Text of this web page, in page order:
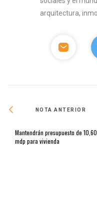
arquitectura,
NOTA ANTERIOR
Mantendrán presupuesto de
mdp para vivienda